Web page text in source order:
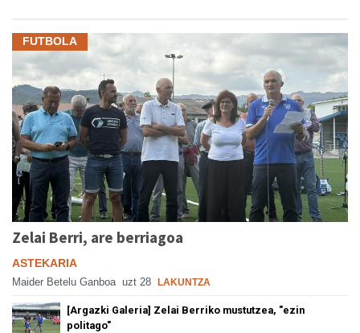
FUTBOLA
Zelai Berri, are berriagoa
ASTEKARIA
Maider Betelu Ganboa uzt 28 LAKUNTZA
[Argazki Galeria] Zelai Berriko mustutzea, "ezin
politago"